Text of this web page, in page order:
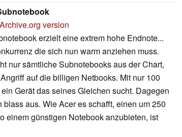
Archive.org version
erzielt eine extrem hohe Endnote...
die sich nun warm anziehen muss.
nur sämtliche Subnotebooks aus der Chart,
auf die billigen Netbooks. Mit nur 100
Gerät das seines Gleichen sucht. Dagegen
aus. Wie Acer es schafft, einen um 250
einem günstigen Notebook anzubieten, ist